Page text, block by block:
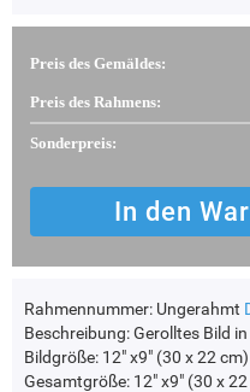
Preis des Gemäldes:
Preis des Rahmens:
Sonderpreis:
Rahmennummer: Ungerahmt
Beschreibung:Gerolltes Bild
Bildgröße: 12" x9" (30 x 22 cm)
Gesamtgröße: 12" x9" (30 x